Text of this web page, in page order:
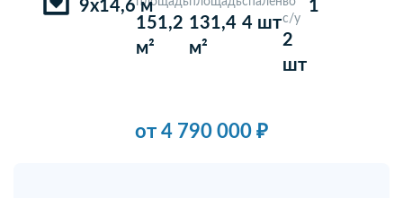
9х14,6 м
151,2
м²
131,4
м²
4 штс/у
2
шт
1
от 4 790 000 ₽